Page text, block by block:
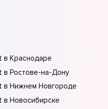
в Краснодаре
в Ростове-на-Донy
в Нижнем Новгороде
в Новосибирске